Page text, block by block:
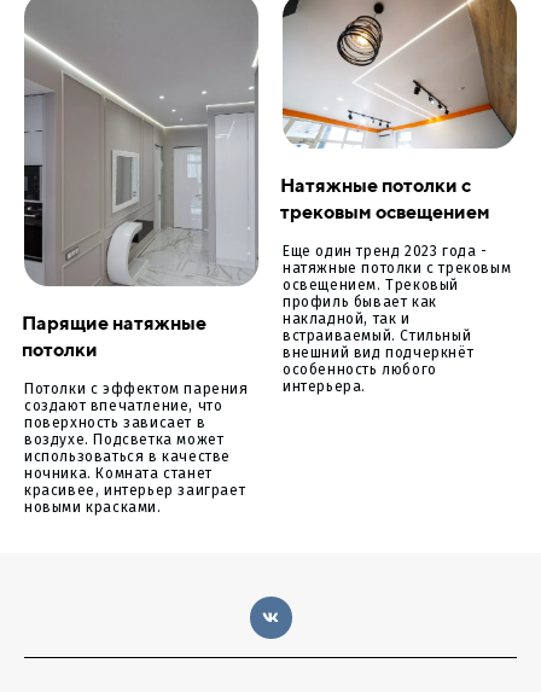
Парящие натяжные
потолки
Потолки с эффектом парения
создают впечатление, что
поверхность зависает в
воздухе. Подсветка может
использоваться в качестве
ночника. Комната станет
красивее, интерьер заиграет
новыми красками.
Натяжные потолки с
трековым освещением
Еще один тренд 2023 года -
натяжные потолки с трековым
освещением. Трековый
профиль бывает как
накладной, так и
встраиваемый. Стильный
внешний вид подчеркнёт
особенность любого
интерьера.